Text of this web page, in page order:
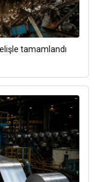
tamamlandı